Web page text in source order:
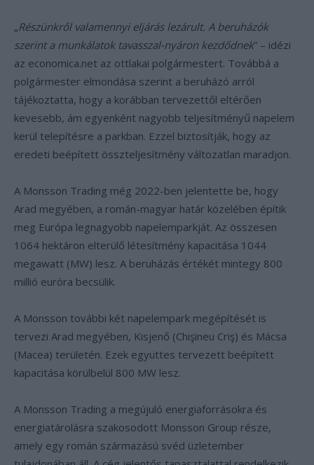
„Részünkről valamennyi eljárás lezárult. A beruházók
szerint a munkálatok tavasszal-nyáron kezdődnek” – idézi
az economica.net az ottlakai polgármestert. Továbbá a
polgármester elmondása szerint a beruházó arról
tájékoztatta, hogy a korábban tervezettől eltérően
kevesebb, ám egyenként nagyobb teljesítményű napelem
kerül telepítésre a parkban. Ezzel biztosítják, hogy az
eredeti beépített összteljesítmény változatlan maradjon.
A Monsson Trading még 2022-ben jelentette be, hogy
Arad megyében, a román-magyar határ közelében építik
meg Európa legnagyobb napelemparkját. Az összesen
1064 hektáron elterülő létesítmény kapacitása 1044
megawatt (MW) lesz. A beruházás értékét mintegy 800
millió euróra becsülik.
A Monsson további két napelempark megépítését is
tervezi Arad megyében, Kisjenő (Chişineu Criş) és Mácsa
(Macea) területén. Ezek együttes tervezett beépített
kapacitása körülbelül 800 MW lesz.
A Monsson Trading a megújuló energiaforrásokra és
energiatárolásra szakosodott Monsson Group része,
amely egy román származású svéd üzletember